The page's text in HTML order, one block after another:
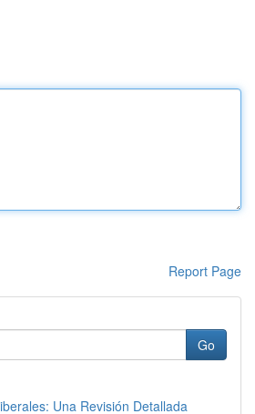
Report Page
Go
Una Revisión Detallada